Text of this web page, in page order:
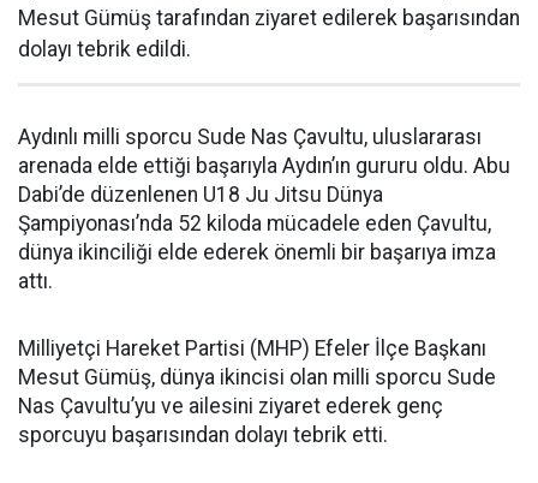
Mesut Gümüş tarafından ziyaret edilerek başarısından
dolayı tebrik edildi.
Aydınlı milli sporcu Sude Nas Çavultu, uluslararası
arenada elde ettiği başarıyla Aydın’ın gururu oldu. Abu
Dabi’de düzenlenen U18 Ju Jitsu Dünya
Şampiyonası’nda 52 kiloda mücadele eden Çavultu,
dünya ikinciliği elde ederek önemli bir başarıya imza
attı.
Milliyetçi Hareket Partisi (MHP) Efeler İlçe Başkanı
Mesut Gümüş, dünya ikincisi olan milli sporcu Sude
Nas Çavultu’yu ve ailesini ziyaret ederek genç
sporcuyu başarısından dolayı tebrik etti.